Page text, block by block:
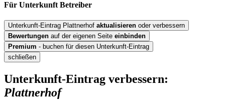
Für Unterkunft Betreiber
Unterkunft-Eintrag Plattnerhof aktualisieren oder verbessern
Bewertungen auf der eigenen Seite einbinden
Premium - buchen für diesen Unterkunft-Eintrag
schließen
Unterkunft-Eintrag verbessern:
Plattnerhof